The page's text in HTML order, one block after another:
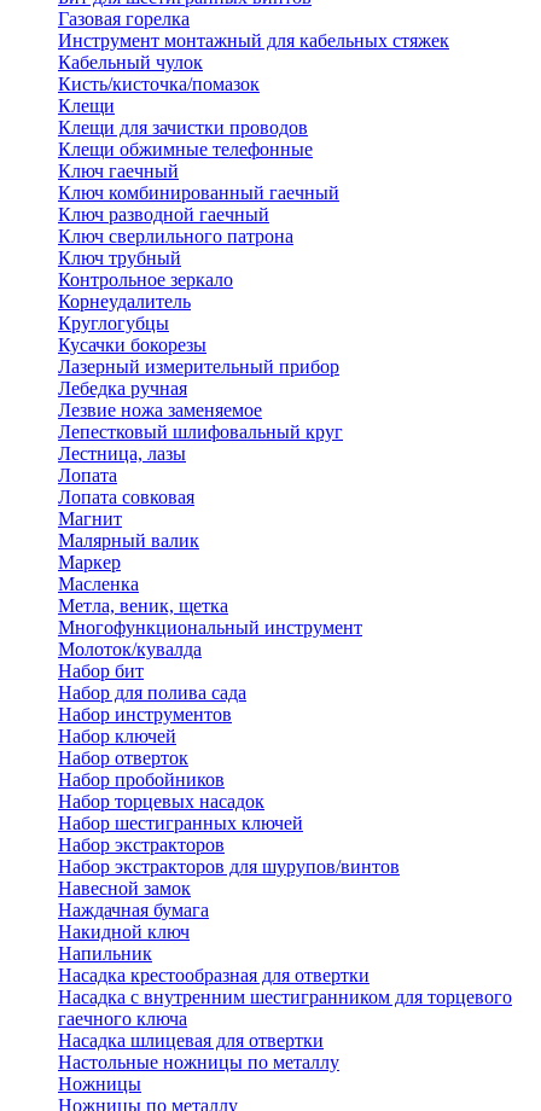
Газовая горелка
Инструмент монтажный для кабельных стяжек
Кабельный чулок
Кисть/кисточка/помазок
Клещи
Клещи для зачистки проводов
Клещи обжимные телефонные
Ключ гаечный
Ключ комбинированный гаечный
Ключ разводной гаечный
Ключ сверлильного патрона
Ключ трубный
Контрольное зеркало
Корнеудалитель
Круглогубцы
Кусачки бокорезы
Лазерный измерительный прибор
Лебедка ручная
Лезвие ножа заменяемое
Лепестковый шлифовальный круг
Лестница, лазы
Лопата
Лопата совковая
Магнит
Малярный валик
Маркер
Масленка
Метла, веник, щетка
Многофункциональный инструмент
Молоток/кувалда
Набор бит
Набор для полива сада
Набор инструментов
Набор ключей
Набор отверток
Набор пробойников
Набор торцевых насадок
Набор шестигранных ключей
Набор экстракторов
Набор экстракторов для шурупов/винтов
Навесной замок
Наждачная бумага
Накидной ключ
Напильник
Насадка крестообразная для отвертки
Насадка с внутренним шестигранником для торцевого
гаечного ключа
Насадка шлицевая для отвертки
Настольные ножницы по металлу
Ножницы
Ножницы по металлу